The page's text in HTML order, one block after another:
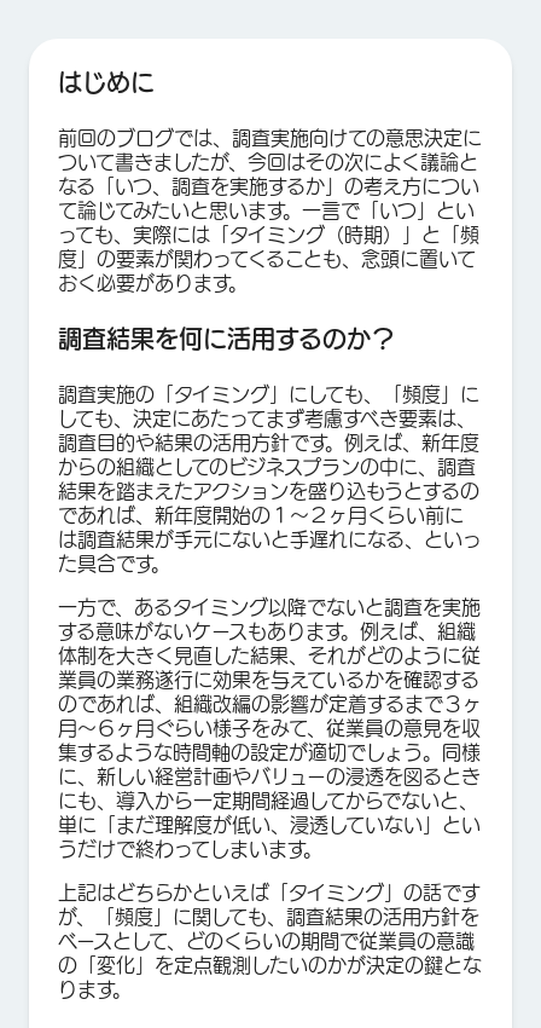
はじめに
前回のブログでは、調査実施向けての意思決定に
ついて書きましたが、今回はその次によく議論と
なる「いつ、調査を実施するか」の考え方につい
て論じてみたいと思います。一言で「いつ」とい
っても、実際には「タイミング（時期）」と「頻
度」の要素が関わってくることも、念頭に置いて
おく必要があります。
調査結果を何に活用するのか？
調査実施の「タイミング」にしても、「頻度」に
しても、決定にあたってまず考慮すべき要素は、
調査目的や結果の活用方針です。例えば、新年度
からの組織としてのビジネスプランの中に、調査
結果を踏まえたアクションを盛り込もうとするの
であれば、新年度開始の１〜２ヶ月くらい前に
は調査結果が手元にないと手遅れになる、といっ
た具合です。
一方で、あるタイミング以降でないと調査を実施
する意味がないケースもあります。例えば、組織
体制を大きく見直した結果、それがどのように従
業員の業務遂行に効果を与えているかを確認する
のであれば、組織改編の影響が定着するまで３ヶ
月〜６ヶ月ぐらい様子をみて、従業員の意見を収
集するような時間軸の設定が適切でしょう。同様
に、新しい経営計画やバリューの浸透を図るとき
にも、導入から一定期間経過してからでないと、
単に「まだ理解度が低い、浸透していない」とい
うだけで終わってしまいます。
上記はどちらかといえば「タイミング」の話です
が、「頻度」に関しても、調査結果の活用方針を
ベースとして、どのくらいの期間で従業員の意識
の「変化」を定点観測したいのかが決定の鍵とな
ります。